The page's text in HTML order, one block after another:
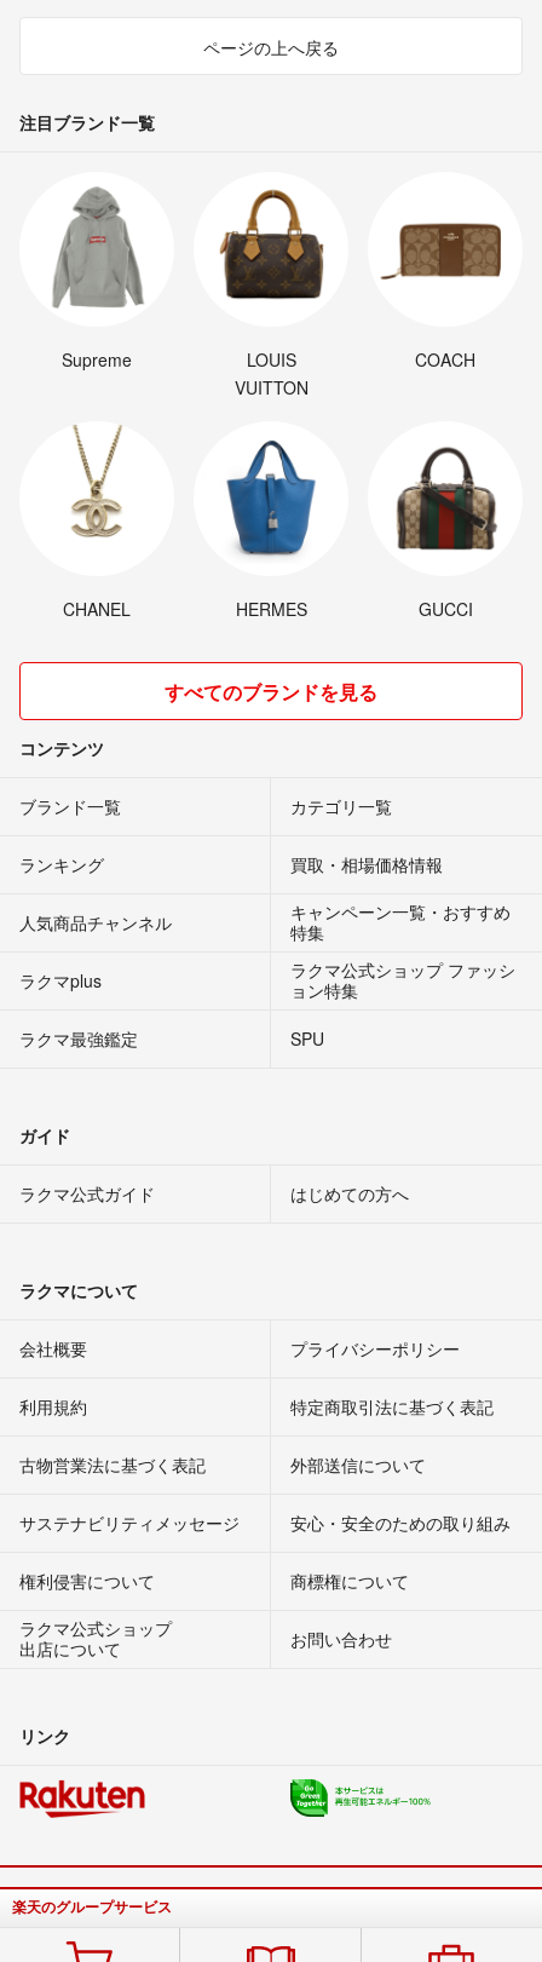
ページの上へ戻る
注目ブランド一覧
Supreme
LOUIS
VUITTON
COACH
CHANEL HERMES GUCCI
すべてのブランドを見る
コンテンツ
ブランド一覧 カテゴリ一覧
ランキング 買取・相場価格情報
人気商品チャンネル
キャンペーン一覧・おすすめ
特集
ラクマplus
ラクマ公式ショップ ファッシ
ョン特集
ラクマ最強鑑定
SPU
ガイド
ラクマ公式ガイド はじめての方へ
ラクマについて
会社概要 プライバシーポリシー
利用規約 特定商取引法に基づく表記
古物営業法に基づく表記 外部送信について
サステナビリティメッセージ 安心・安全のための取り組み
権利侵害について
商標権について
ラクマ公式ショップ
出店について
お問い合わせ
リンク
楽天のグループサービス